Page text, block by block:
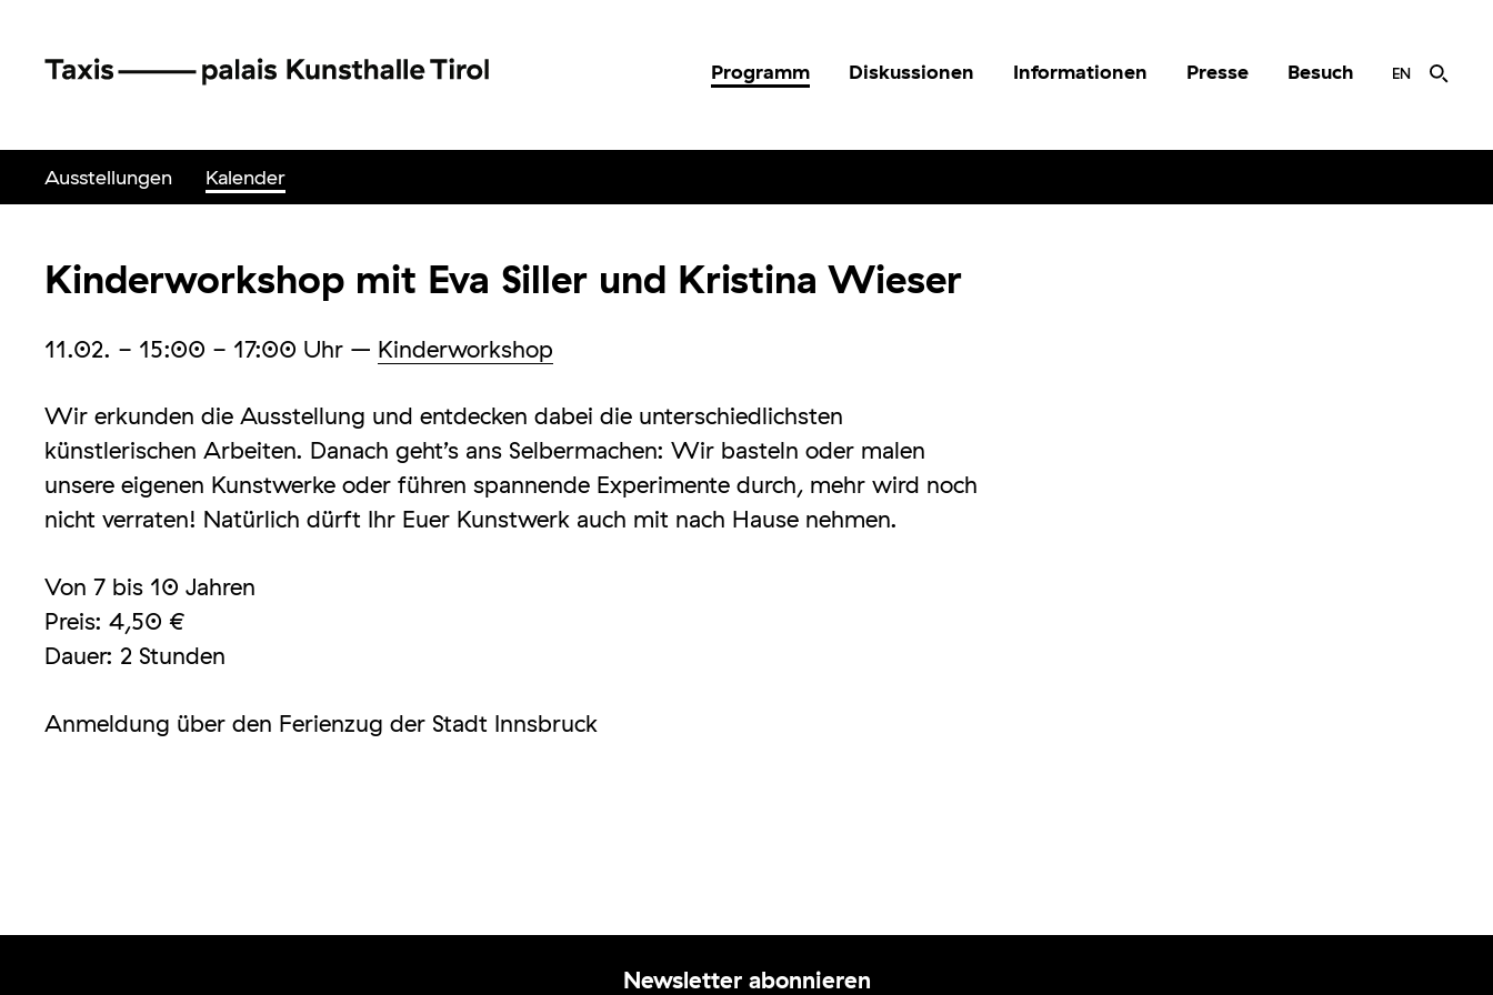
Programm Diskussionen Informationen Presse Besuch EN
Ausstellungen Kalender
Kinderworkshop mit Eva Siller und Kristina Wieser
11.02. - 15:00 - 17:00 Uhr – Kinderworkshop
Wir erkunden die Ausstellung und entdecken dabei die unterschiedlichsten
künstlerischen Arbeiten. Danach geht’s ans Selbermachen: Wir basteln oder malen
unsere eigenen Kunstwerke oder führen spannende Experimente durch, mehr wird noch
nicht verraten! Natürlich dürft Ihr Euer Kunstwerk auch mit nach Hause nehmen.
Von 7 bis 10 Jahren
Preis: 4,50 €
Dauer: 2 Stunden
Anmeldung über den Ferienzug der Stadt Innsbruck